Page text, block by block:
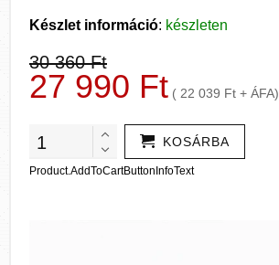
Készlet információ: készleten
30 360 Ft
27 990 Ft ( 22 039 Ft + ÁFA)
KOSÁRBA
Product.AddToCartButtonInfoText